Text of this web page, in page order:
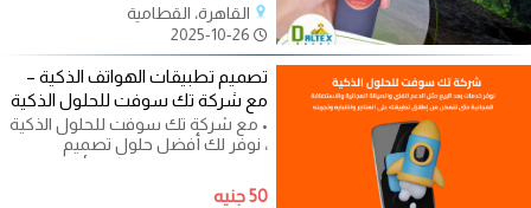
القاهرة، القطامية
تصميم تطبيقات الهواتف الذكية –
مع شركة تك سوفت للحلول الذكية
• مع شركة تك سوفت للحلول الذكية
، نوفر لك أفضل حلول تصميم
تطبيقات الهواتف الذكية لأنظمة
أندرويد و
50 جنيه